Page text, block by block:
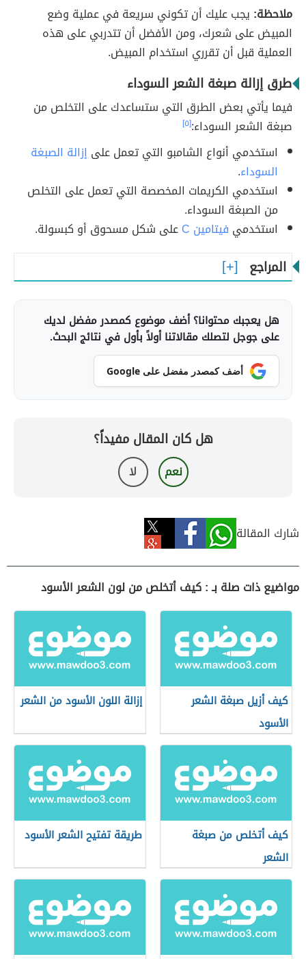
ملاحظة: يجب عليك أن تكوني سريعة في عملية وضع
المبيض على شعرك، ومن الأفضل أن تتدربي على هذه
العملية قبل أن تقرري استخدام المبيض.
طرق إزالة صبغة الشعر السوداء
فيما يأتي بعض الطرق التي ستساعدك على التخلص من
صبغة الشعر السوداء:[٥]
استخدمي أنواع الشامبو التي تعمل على إزالة الصبغة
السوداء.
استخدمي الكريمات المخصصة التي تعمل على التخلص
من الصبغة السوداء.
استخدمي فيتامين C على شكل مسحوق أو كبسولة.
المراجع
هل يعجبك محتوانا؟ أضف موضوع كمصدر مفضل لديك
على جوجل لتصلك مقالاتنا أولاً بأول في نتائج البحث.
أضف كمصدر مفضل على Google
هل كان المقال مفيداً؟
نعم لا
شارك المقالة
مواضيع ذات صلة بـ : كيف أتخلص من لون الشعر الأسود
كيف أزيل صبغة الشعر
الأسود
إزالة اللون الأسود من الشعر
كيف أتخلص من صبغة
الشعر
طريقة تفتيح الشعر الأسود